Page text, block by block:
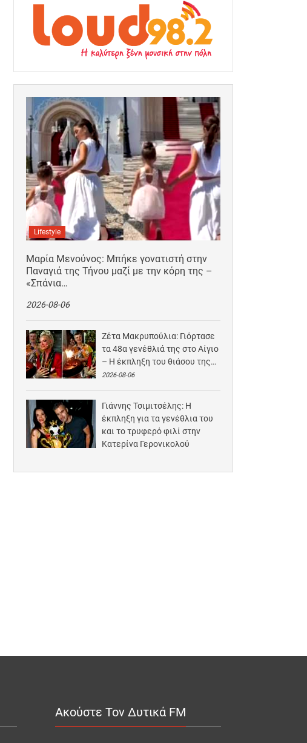
Lifestyle
Μαρία Μενούνος: Μπήκε γονατιστή στην
Παναγιά της Τήνου μαζί με την κόρη της –
«Σπάνια…
2026-08-06
Ζέτα Μακρυπούλια: Γιόρτασε
τα 48α γενέθλιά της στο Αίγιο
– Η έκπληξη του θιάσου της…
2026-08-06
Γιάννης Τσιμιτσέλης: Η
έκπληξη για τα γενέθλια του
και το τρυφερό φιλί στην
Κατερίνα Γερονικολού
Ακούστε Τον Δυτικά FM